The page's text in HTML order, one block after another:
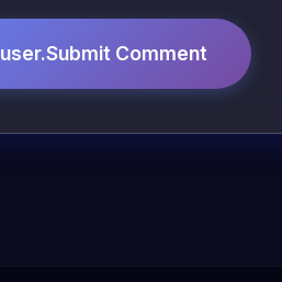
user.Submit Comment